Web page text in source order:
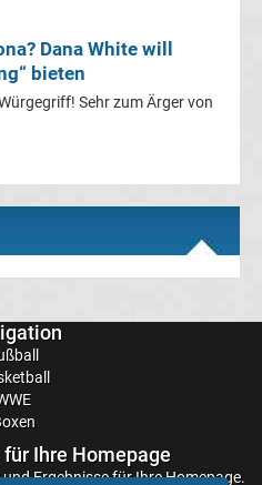
Dana White will
bieten
Sehr zum Ärger von
Ihre Homepage
und Ergebnisse für Ihre Homepage.